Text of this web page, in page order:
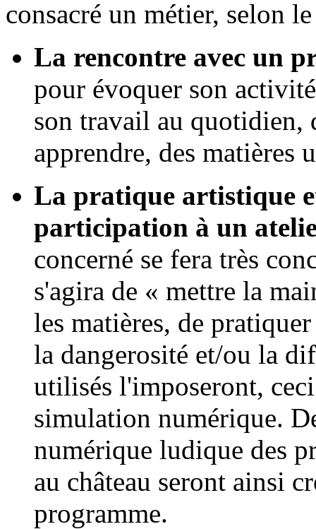
consacré un métier, selon
La rencontre avec un
pour évoquer son
son travail au quotidien,
apprendre, des matières
La pratique artistique
participation à un
concerné se fera très
s'agira de « mettre la
les matières, de
la dangerosité et/ou la
utilisés l'imposeront,
simulation numérique.
numérique ludique des
au château seront ainsi
programme.